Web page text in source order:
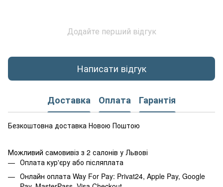
Додайте перший відгук
Написати відгук
Доставка Оплата Гарантія
Безкоштовна доставка Новою Поштою
Можливий самовивіз з 2 салонів у Львові
Оплата кур'єру або післяплата
Онлайн оплата Way For Pay: Privat24, Apple Pay, Google